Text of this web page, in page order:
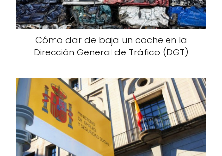
Cómo dar de baja un coche en la
Dirección General de Tráfico (DGT)